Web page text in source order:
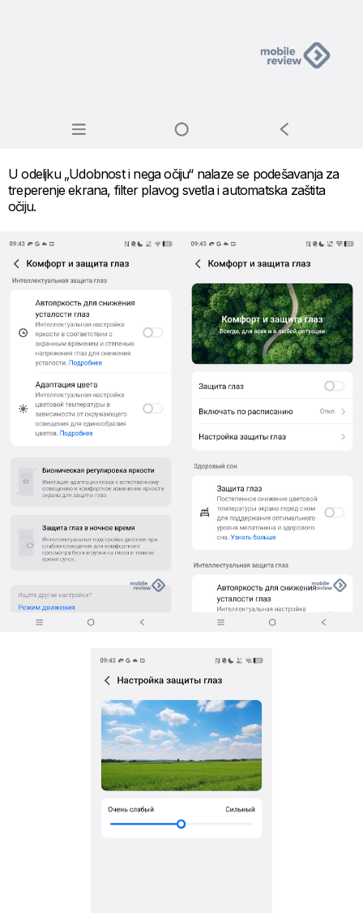
U odeljku „Udobnost i nega očiju“ nalaze se podešavanja za
treperenje ekrana, filter plavog svetla i automatska zaštita
očiju.